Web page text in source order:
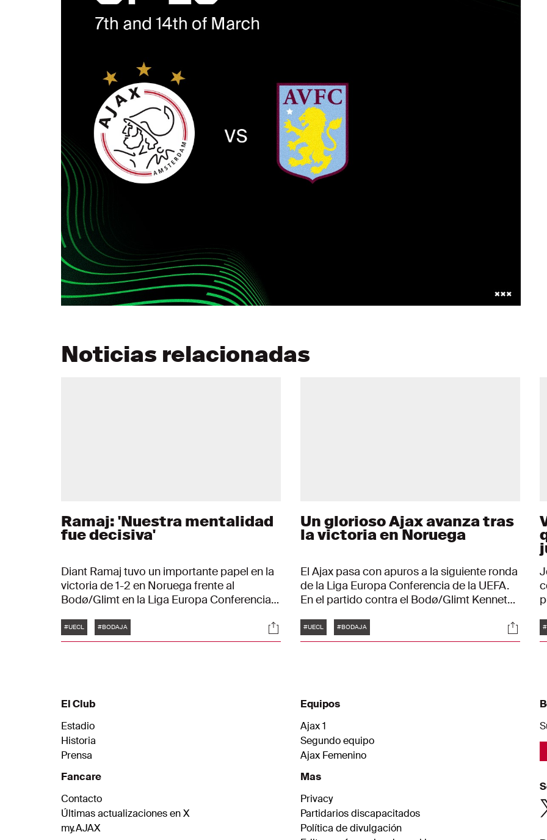
Noticias relacionadas
Ramaj: 'Nuestra mentalidad
fue decisiva'
Diant Ramaj tuvo un importante papel en la
victoria de 1-2 en Noruega frente al
Bodø/Glimt en la Liga Europa Conferencia
pie con unas cuantas paradas
espectaculares. Lógicamente recordó con
esforzado mucho."
Etiquetas
#UECL #BODAJA Sociales
Un glorioso Ajax avanza tras
la victoria en Noruega
El Ajax pasa con apuros a la siguiente ronda
de la Liga Europa Conferencia de la UEFA.
En el partido contra el Bodø/Glimt Kenneth
partido tras un gol en el tiempo añadido: 1-2.
El viernes será el sorteo para los octavos.
Etiquetas
#UECL #BODAJA
El Club
Estadio
Historia
Prensa
Fancare
Contacto
Últimas actualizaciones en X
my.AJAX
Equipos
Ajax 1
Segundo equipo
Ajax Femenino
Mas
Privacy
Partidarios discapacitados
Política de divulgación